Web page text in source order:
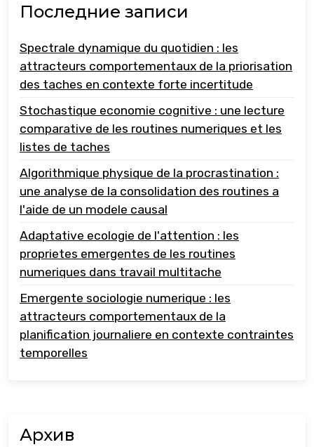
Последние записи
Spectrale dynamique du quotidien : les
attracteurs comportementaux de la priorisation
des taches en contexte forte incertitude
Stochastique economie cognitive : une lecture
comparative de les routines numeriques et les
listes de taches
Algorithmique physique de la procrastination :
une analyse de la consolidation des routines a
l'aide de un modele causal
Adaptative ecologie de l'attention : les
proprietes emergentes de les routines
numeriques dans travail multitache
Emergente sociologie numerique : les
attracteurs comportementaux de la
planification journaliere en contexte contraintes
temporelles
Архив